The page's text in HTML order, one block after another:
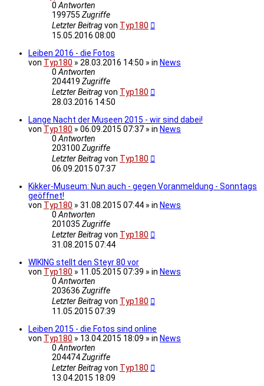
0Antworten
199755 Zugriffe
Letzter Beitragvon Typ180
15.05.2016 08:00
Leiben 2016 - die Fotos
von Typ180 » 28.03.2016 14:50 » in News
0Antworten
204419 Zugriffe
Letzter Beitragvon Typ180
28.03.2016 14:50
Lange Nacht der Museen 2015 - wir sind dabei!
von Typ180 » 06.09.2015 07:37 » in News
0Antworten
203100 Zugriffe
Letzter Beitragvon Typ180
06.09.2015 07:37
Kikker-Museum: Nun auch - gegen Voranmeldung - Sonntags
geöffnet!
von Typ180 » 31.08.2015 07:44 » in News
0Antworten
201035 Zugriffe
Letzter Beitragvon Typ180
31.08.2015 07:44
WIKING stellt den Steyr 80 vor
von Typ180 » 11.05.2015 07:39 » in News
0Antworten
203636 Zugriffe
Letzter Beitragvon Typ180
11.05.2015 07:39
Leiben 2015 - die Fotos sind online
von Typ180 » 13.04.2015 18:09 » in News
0Antworten
204474Zugriffe
Letzter Beitragvon Typ180
13.04.2015 18:09